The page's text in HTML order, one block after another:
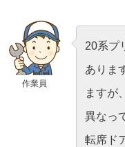
作業員
20系プ
ありま
ますが
異なっ
転席ド